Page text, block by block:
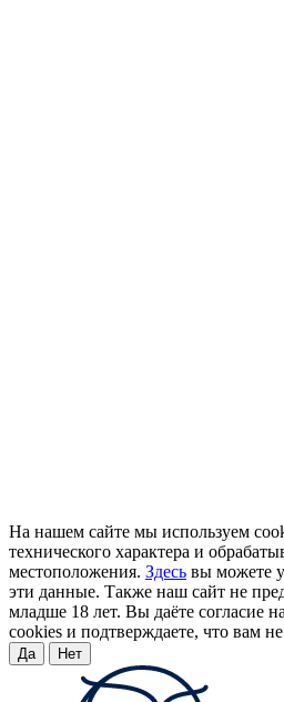
На нашем сайте мы используем
технического характера и
местоположения. Здесь вы можете
эти данные. Также наш сайт не
младше 18 лет. Вы даёте согласие
cookies и подтверждаете, что вам
Да Нет